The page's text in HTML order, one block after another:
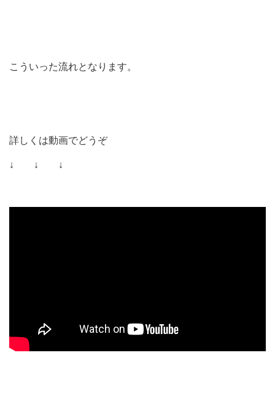
こういった流れとなります。
詳しくは動画でどうぞ
↓ ↓ ↓